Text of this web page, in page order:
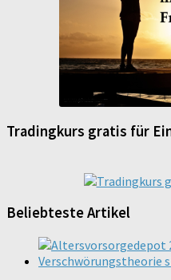
Tradingkurs gratis für
Beliebteste Artikel